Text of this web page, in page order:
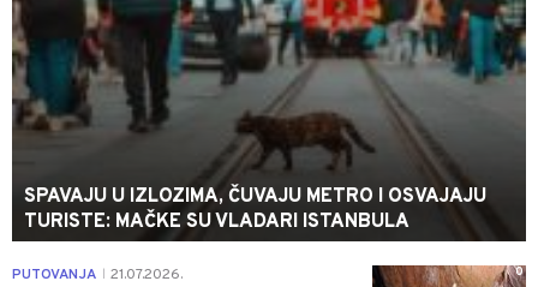
SPAVAJU U IZLOZIMA, ČUVAJU METRO I OSVAJAJU
TURISTE: MAČKE SU VLADARI ISTANBULA
0
PUTOVANJA 21.07.2026.